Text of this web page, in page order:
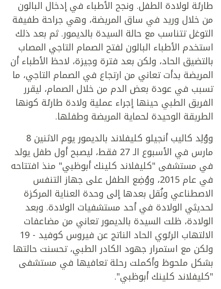
طارئة لولادة الطفل. ونجح الأطباء في إدخال البالون
من خلال وريد في ساق المريضة، وهي جراحة طفيفة
التوغل تتناسب مع حالة السيدة بالديمور. ثم بعد ذلك
استخدم الأطباء البالون لفتح الصمام التاجي المصاب
بالتضيق الحاد، ولكن بعد فترة وجيزة، لاحظ الأطباء أن
المريضة بدأت تعاني من ارتجاع في الصمام التاجي، ما
تسبب في عودة بعض الدم من خلال الصمام، ليقرر
الفريق الطبي حينها إجراء عملية ولادة طارئة كونها
الطريقة الوحيدة لحماية المريضة وطفلها.
ووُلِد كاليب أنجيلو كليفلاند بالديمور يوم الاثنين 8
مارس في الأسبوع الـ 27 فقط، ليصبح أول طفل يولد
في مستشفى "كليفلاند كلينك أبوظبي" منذ افتتاحه
في عام 2015، ووُضِع الطفل على جهاز التنفس
الاصطناعي ونُقل بعدها إلى وحدة العناية المركزة
لحديثي الولادة في أحد مستشفيات الولادة. وبعد
الولادة، ظلت السيدة بالديمور تعاني من مضاعفات
الالتهاب الرئوي الحاد الناتج عن فيروس كوفيد - 19
ولكن مع استمرار جهود الكادر الطبي، تحسنت حالتها
بشكل ملحوظ وأكملت رحلة تعافيها في مستشفى
"كليفلاند كلينك أبوظبي".